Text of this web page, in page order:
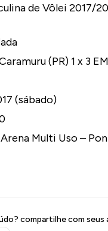
de Vôlei 2017/
(PR) 1 x 3
(sábado)
Multi Uso –
compartilhe com seus